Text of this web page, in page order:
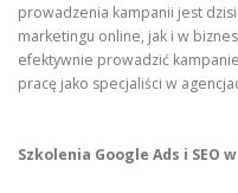
prowadzenia kampanii jest
marketingu online, jak i w
efektywnie prowadzić
pracę jako specjaliści w
Szkolenia Google Ads i SEO